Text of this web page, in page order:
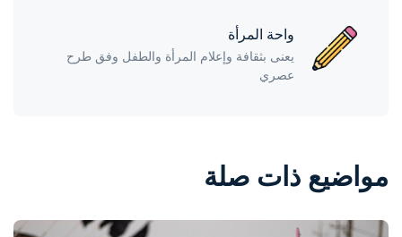
واحة المرأة
يعنى بثقافة وإعلام المرأة والطفل وفق طرح
عصري
مواضيع ذات صلة